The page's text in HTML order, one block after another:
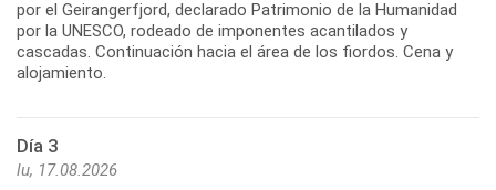
por el Geirangerfjord, declarado Patrimonio de la Humanidad
por la UNESCO, rodeado de imponentes acantilados y
cascadas. Continuación hacia el área de los fiordos. Cena y
alojamiento.
Día 3
lu, 17.08.2026